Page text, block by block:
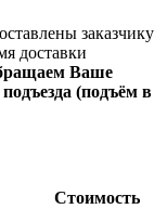
заказчику
доставки
Ваше
(подъём в
Стоимость